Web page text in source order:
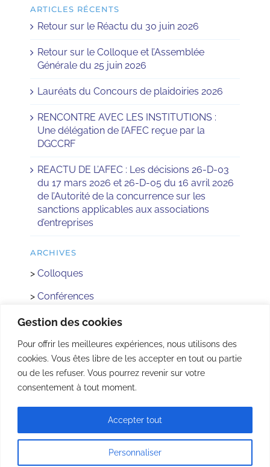
Gestion des cookies
Pour offrir les meilleures expériences, nous utilisons des
cookies. Vous êtes libre de les accepter en tout ou partie
ou de les refuser. Vous pourrez revenir sur votre
consentement à tout moment.
Personnaliser
Accepter tout
ARTICLES RÉCENTS
Retour sur le Réactu du 30 juin 2026
Retour sur le Colloque et l’Assemblée
Générale du 25 juin 2026
Lauréats du Concours de plaidoiries 2026
RENCONTRE AVEC LES INSTITUTIONS :
Une délégation de l’AFEC reçue par la
DGCCRF
REACTU DE L’AFEC : Les décisions 26-D-03
du 17 mars 2026 et 26-D-05 du 16 avril 2026
de l’Autorité de la concurrence sur les
sanctions applicables aux associations
d’entreprises
ARCHIVES
> Colloques
> Conférences
>Réactus
> Concours
>Rencontre avec les Institutions
>AFEC Jeunes
© Copyright 2022 - | Tous droits réservés |
paracteris